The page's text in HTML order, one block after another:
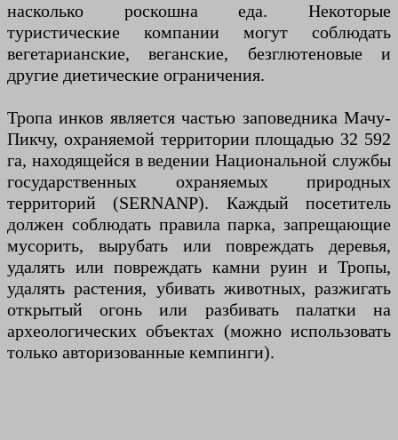
насколько роскошна еда. Некоторые
туристические компании могут соблюдать
вегетарианские, веганские, безглютеновые и
другие диетические ограничения.
Тропа инков является частью заповедника Мачу-
Пикчу, охраняемой территории площадью 32 592
га, находящейся в ведении Национальной службы
государственных охраняемых природных
территорий (SERNANP). Каждый посетитель
должен соблюдать правила парка, запрещающие
мусорить, вырубать или повреждать деревья,
удалять или повреждать камни руин и Тропы,
удалять растения, убивать животных, разжигать
открытый огонь или разбивать палатки на
археологических объектах (можно использовать
только авторизованные кемпинги).